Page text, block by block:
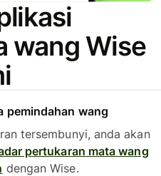
wang Wise
pemindahan wang
tersembunyi, anda akan
pertukaran mata wang
dengan Wise.